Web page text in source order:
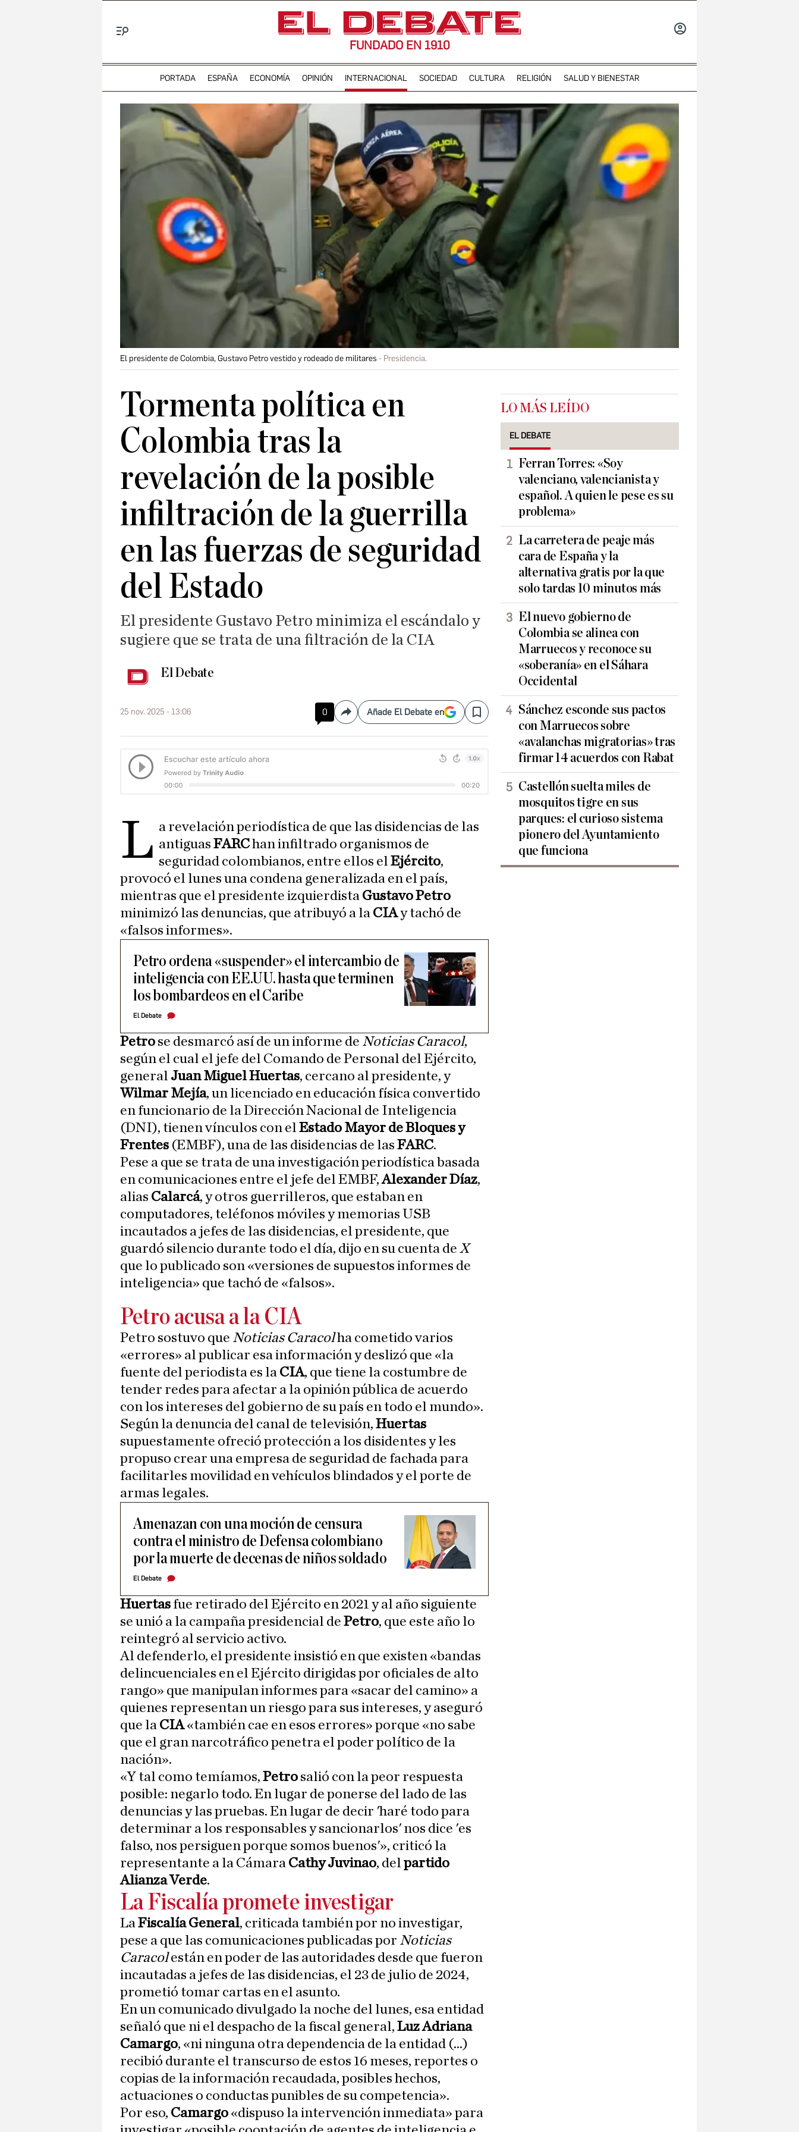
FUNDADO EN 1910
PORTADA ESPAÑA ECONOMÍA OPINIÓN INTERNACIONAL SOCIEDAD CULTURA RELIGIÓN SALUD Y BIENESTAR
El presidente de Colombia, Gustavo Petro vestido y rodeado de militares Presidencia.
Tormenta política en
Colombia tras la
revelación de la posible
infiltración de la guerrilla
en las fuerzas de seguridad
del Estado
El presidente Gustavo Petro minimiza el escándalo y
sugiere que se trata de una filtración de la CIA
El Debate
25 nov. 2025 - 13:06 0 CompartirAñade El Debate en Save
L a revelación periodística de que las disidencias de las
antiguas FARChan infiltrado organismos de
seguridad colombianos, entre ellos el Ejército,
provocó el lunes una condena generalizada en el país,
mientras que el presidente izquierdista Gustavo Petro
minimizó las denuncias, que atribuyó a la CIAy tachó de
«falsos informes».
Petro ordena «suspender» el intercambio de
inteligencia con EE.UU. hasta que terminen
los bombardeos en el Caribe
El Debate
Petro se desmarcó así de un informe de Noticias Caracol,
según el cual el jefe del Comando de Personal del Ejército,
general Juan Miguel Huertas, cercano al presidente, y
Wilmar Mejía, un licenciado en educación física convertido
en funcionario de la Dirección Nacional de Inteligencia
(DNI), tienen vínculos con el Estado Mayor de Bloques y
Frentes (EMBF), una de las disidencias de las FARC.
Pese a que se trata de una investigación periodística basada
en comunicaciones entre el jefe del EMBF,Alexander Díaz,
alias Calarcá, y otros guerrilleros, que estaban en
computadores, teléfonos móviles y memorias USB
incautados a jefes de las disidencias, el presidente, que
guardó silencio durante todo el día, dijo en su cuenta de X
que lo publicado son «versiones de supuestos informes de
inteligencia» que tachó de «falsos».
Petro acusa a la CIA
Petro sostuvo que Noticias Caracolha cometido varios
«errores» al publicar esa información y deslizó que «la
fuente del periodista es la CIA, que tiene la costumbre de
tender redes para afectar a la opinión pública de acuerdo
con los intereses del gobierno de su país en todo el mundo».
Según la denuncia del canal de televisión, Huertas
supuestamente ofreció protección a los disidentes y les
propuso crear una empresa de seguridad de fachada para
facilitarles movilidad en vehículos blindados y el porte de
armas legales.
Amenazan con una moción de censura
contra el ministro de Defensa colombiano
por la muerte de decenas de niños soldado
El Debate
Huertas fue retirado del Ejército en 2021 y al año siguiente
se unió a la campaña presidencial de Petro, que este año lo
reintegró al servicio activo.
Al defenderlo, el presidente insistió en que existen «bandas
delincuenciales en el Ejército dirigidas por oficiales de alto
rango» que manipulan informes para «sacar del camino» a
quienes representan un riesgo para sus intereses, y aseguró
que la CIA«también cae en esos errores» porque «no sabe
que el gran narcotráfico penetra el poder político de la
nación».
«Y tal como temíamos, Petro salió con la peor respuesta
posible: negarlo todo. En lugar de ponerse del lado de las
denuncias y las pruebas. En lugar de decir 'haré todo para
determinar a los responsables y sancionarlos' nos dice 'es
falso, nos persiguen porque somos buenos'», criticó la
representante a la Cámara Cathy Juvinao, del partido
Alianza Verde.
La Fiscalía promete investigar
LaFiscalía General, criticada también por no investigar,
pese a que las comunicaciones publicadas por Noticias
Caracolestán en poder de las autoridades desde que fueron
incautadas a jefes de las disidencias, el 23 de julio de 2024,
prometió tomar cartas en el asunto.
En un comunicado divulgado la noche del lunes, esa entidad
señaló que ni el despacho de la fiscal general, Luz Adriana
Camargo, «ni ninguna otra dependencia de la entidad (...)
recibió durante el transcurso de estos 16 meses, reportes o
copias de la información recaudada, posibles hechos,
actuaciones o conductas punibles de su competencia».
Por eso, Camargo «dispuso la intervención inmediata» para
LO MÁS LEÍDO
EL DEBATE
Ferran Torres: «Soy
valenciano, valencianista y
español. A quien le pese es su
problema»
La carretera de peaje más
cara de España y la
alternativa gratis por la que
solo tardas 10 minutos más
El nuevo gobierno de
Colombia se alinea con
Marruecos y reconoce su
«soberanía» en el Sáhara
Occidental
Sánchez esconde sus pactos
con Marruecos sobre
«avalanchas migratorias» tras
firmar 14 acuerdos con Rabat
Castellón suelta miles de
mosquitos tigre en sus
parques: el curioso sistema
pionero del Ayuntamiento
que funciona